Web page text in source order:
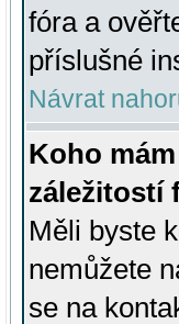
fóra a
příslušné
Návrat
Koho
záležitostí
Měli byste
nemůžete
se na